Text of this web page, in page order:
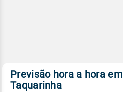
Previsão hora a hora em
Taquarinha